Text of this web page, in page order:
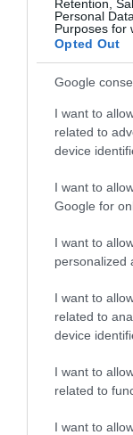
Retention,
Personal
Purposes for
Opted Out
Google
I want to
related to
device
I want to
Google for
I want to
personalized
I want to
related to
device
I want to
related to
I want to
Μυστράς: Σε
ο θάνατος του
σε καταψύκτη
ΙΩΑΝΝΑ ΠΥΛΟΥΔΗ
Κυψέλη:
Αφγανός για τον
Τήρησε το
PODCASTS
Μπαλατσούκας
πυροσβέστες όταν
στήριξη»